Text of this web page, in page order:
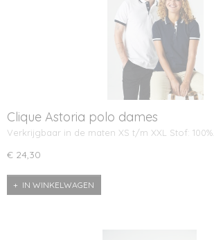
Clique Astoria polo dames
Verkrijgbaar in de maten XS t/m XXL Stof: 100%…
€ 24,30
IN WINKELWAGEN